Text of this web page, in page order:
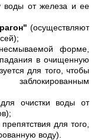
воды от железа и ее
(осуществляют
форме,
в очищенную
для того, чтобы
очистки воды от
для того,
воду).